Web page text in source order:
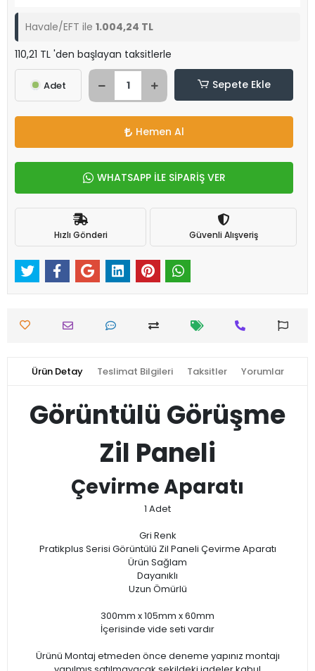
Havale/EFT ile 1.004,24 TL
110,21 TL 'den başlayan taksitlerle
Adet Sepete Ekle
Hemen Al
WHATSAPP İLE SİPARİŞ VER
Hızlı Gönderi Güvenli Alışveriş
Ürün Detay Teslimat Bilgileri Taksitler Yorumlar
Görüntülü Görüşme
Zil Paneli
Çevirme Aparatı
1 Adet
Gri Renk
Pratikplus Serisi Görüntülü Zil Paneli Çevirme Aparatı
Ürün Sağlam
Dayanıklı
Uzun Ömürlü
300mm x 105mm x 60mm
İçerisinde vide seti vardır
Ürünü Montaj etmeden önce deneme yapınız montajı